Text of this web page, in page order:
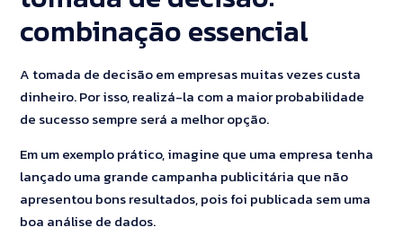
combinação essencial
A tomada de decisão em empresas muitas vezes custa
dinheiro. Por isso, realizá-la com a maior probabilidade
de sucesso sempre será a melhor opção.
Em um exemplo prático, imagine que uma empresa tenha
lançado uma grande campanha publicitária que não
apresentou bons resultados, pois foi publicada sem uma
boa análise de dados.